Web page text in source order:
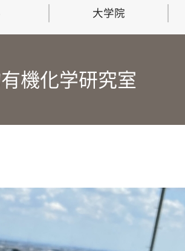
教育目標
力の要素」「達成すべき
学科
態系サービスにより社会の多様
ーズに対応
大学院
研究科（博士課程）
機化学研究室